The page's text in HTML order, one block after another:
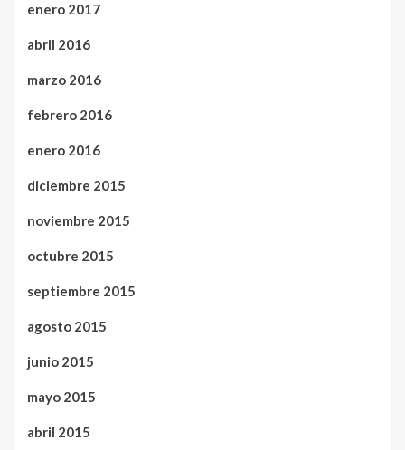
enero 2017
abril 2016
marzo 2016
febrero 2016
enero 2016
diciembre 2015
noviembre 2015
octubre 2015
septiembre 2015
agosto 2015
junio 2015
mayo 2015
abril 2015